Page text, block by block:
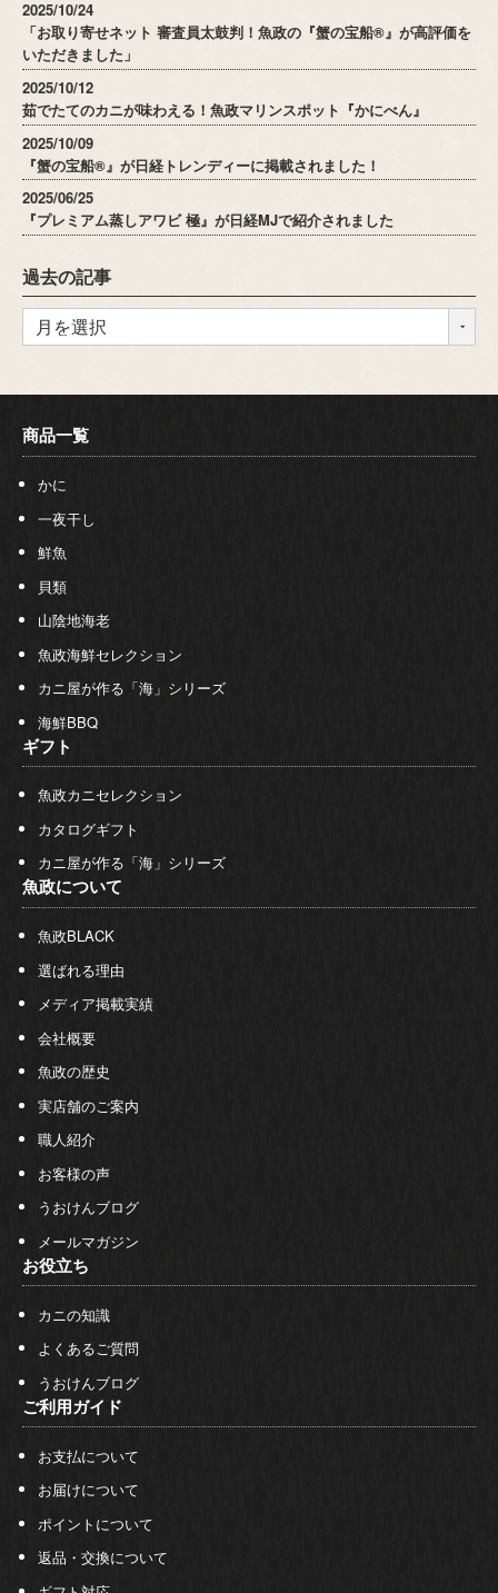
2025/10/24
「お取り寄せネット 審査員太鼓判！魚政の『蟹の宝船®』が高評価を
いただきました」
2025/10/12
茹でたてのカニが味わえる！魚政マリンスポット『かにべん』
2025/10/09
『蟹の宝船®』が日経トレンディーに掲載されました！
2025/06/25
『プレミアム蒸しアワビ 極』が日経MJで紹介されました
過去の記事
商品一覧
かに
一夜干し
鮮魚
貝類
山陰地海老
魚政海鮮セレクション
カニ屋が作る「海」シリーズ
海鮮BBQ
ギフト
魚政カニセレクション
カタログギフト
カニ屋が作る「海」シリーズ
魚政について
魚政BLACK
選ばれる理由
メディア掲載実績
会社概要
魚政の歴史
実店舗のご案内
職人紹介
お客様の声
うおけんブログ
メールマガジン
お役立ち
カニの知識
よくあるご質問
うおけんブログ
ご利用ガイド
お支払について
お届けについて
ポイントについて
返品・交換について